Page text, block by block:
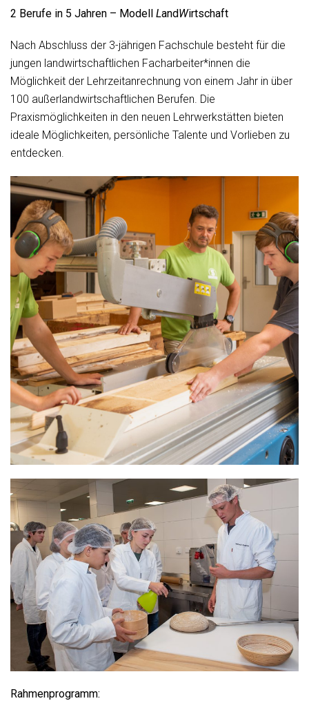
2 Berufe in 5 Jahren – Modell LandWirtschaft
Nach Abschluss der 3-jährigen Fachschule besteht für die
jungen landwirtschaftlichen Facharbeiter*innen die
Möglichkeit der Lehrzeitanrechnung von einem Jahr in über
100 außerlandwirtschaftlichen Berufen. Die
Praxismöglichkeiten in den neuen Lehrwerkstätten bieten
ideale Möglichkeiten, persönliche Talente und Vorlieben zu
entdecken.
Rahmenprogramm: